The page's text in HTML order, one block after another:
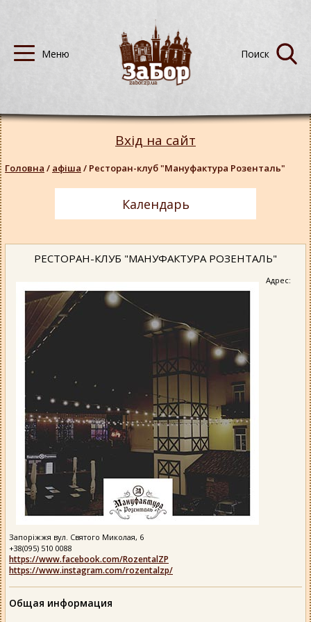
РЕСТОРАН-КЛУБ "МАНУФАКТУРА РОЗЕНТАЛЬ"
Адрес:
Запоріжжя вул. Святого Миколая, 6
+38(095) 510 0088
https://www.facebook.com/RozentalZP
https://www.instagram.com/rozentalzp/
Общая информация
Вхід на сайт
Головна / афіша / Ресторан-клуб "Мануфактура Розенталь"
Календарь